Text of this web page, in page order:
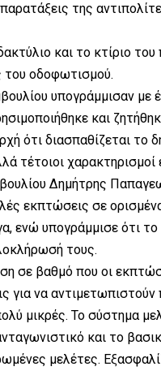
της
και το κτίριο του
του οδοφωτισμού.
υπογράμμισαν με
και
ότι διασπαθίζεται το
τέτοιοι χαρακτηρισμοί
Δημήτρης
εκπτώσεις σε
ενώ υπογράμμισε ότι
τους.
σε βαθμό που οι
για να
μικρές. Το σύστημα
και το
μελέτες.